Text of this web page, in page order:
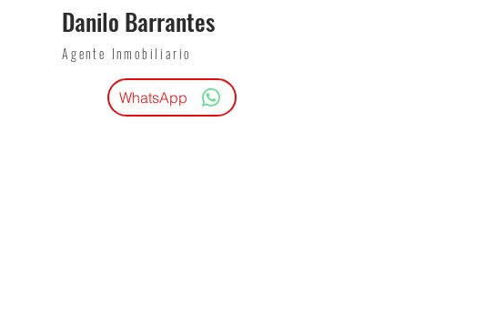
Danilo Barrantes
Agente Inmobiliario
WhatsApp